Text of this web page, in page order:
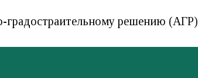
градостраительному решению (АГР)